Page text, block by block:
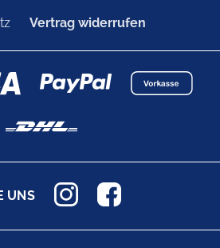
Vertrag widerrufen
UNS